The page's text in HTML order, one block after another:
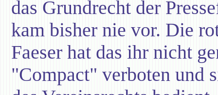
das Grundrecht der
kam bisher nie vor. Die
Faeser hat das ihr nicht
"Compact" verboten und